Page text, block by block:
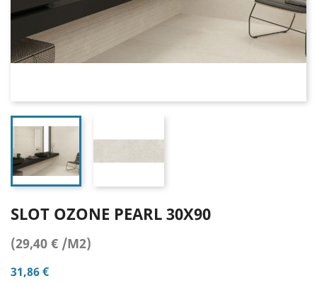
SLOT OZONE PEARL 30X90
(29,40 € /M2)
31,86 €